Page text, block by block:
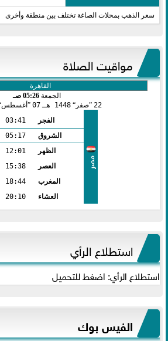
سعر الذهب بمحلات الصاغة تختلف بين منطقة وأخرى
مواقيت الصلاة
الجمعة 05:26 صـ
22 صفر 1448 هـ 07 أغسطس
مصر
الفجر
03:41
الشروق
05:17
الظهر
12:01
العصر
15:38
المغرب
18:44
العشاء
20:10
استطلاع الرأي
استطلاع الرأي: اضغط للتحميل
الفيس بوك